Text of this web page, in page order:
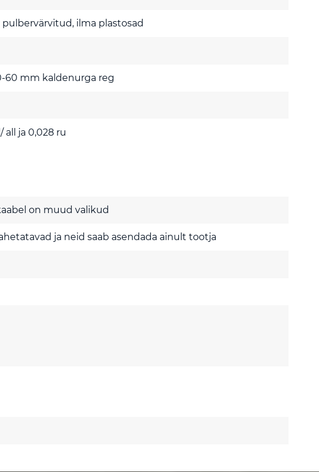
ilma plastosad
60 mm kaldenurga reg
ja 0,028 ru
on muud valikud
ja neid saab asendada ainult tootja